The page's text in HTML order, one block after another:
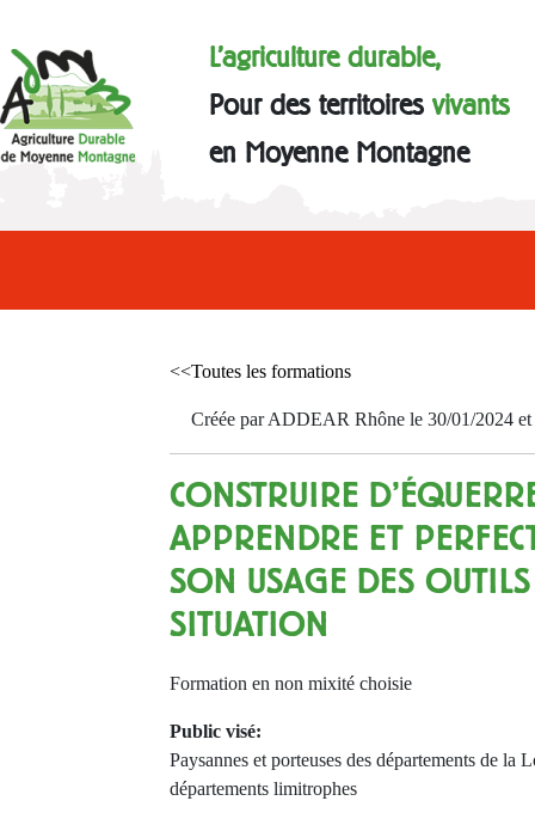
L'agriculture durable,
Pour des territoiresvivants
en Moyenne Montagne
<<Toutes les formations
Créée par ADDEAR Rhône le 30/01/2024 et
CONSTRUIRE
APPRENDRE ET
SON USAGE DES
SITUATION
Formation en non mixité choisie
Public visé:
Paysannes et porteuses des départements de la
départements limitrophes